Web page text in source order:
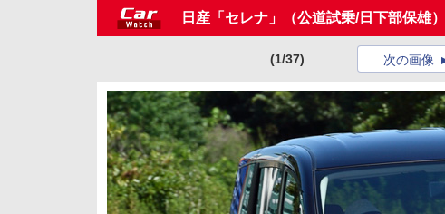
日産「セレナ」（公道試乗/日下部保雄）
(1/37) 次の画像